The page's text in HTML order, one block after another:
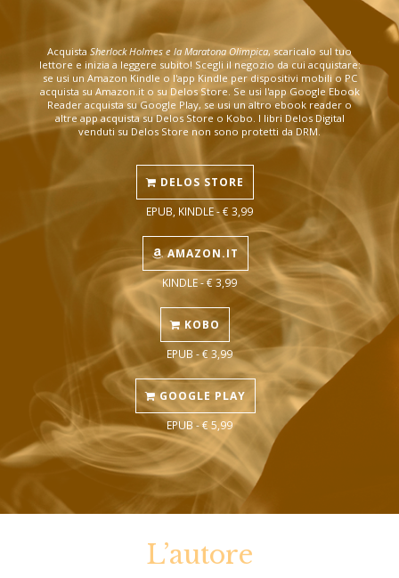
Acquista Sherlock Holmes e la Maratona Olimpica, scaricalo sul tuo
lettore e inizia a leggere subito! Scegli il negozio da cui acquistare:
se usi un Amazon Kindle o l'app Kindle per dispositivi mobili o PC
acquista su Amazon.it o su Delos Store. Se usi l'app Google Ebook
Reader acquista su Google Play, se usi un altro ebook reader o
altre app acquista su Delos Store o Kobo. I libri Delos Digital
venduti su Delos Store non sono protetti da DRM.
DELOS STORE
EPUB, KINDLE - € 3,99
AMAZON.IT
KINDLE - € 3,99
KOBO
EPUB - € 3,99
GOOGLE PLAY
EPUB - € 5,99
L’autore